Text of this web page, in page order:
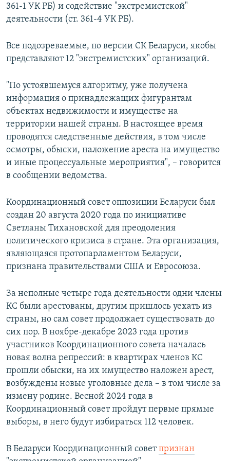
361-1 УК РБ) и содействие "экстремистской"
деятельности (ст. 361-4 УК РБ).
Все подозреваемые, по версии СК Беларуси, якобы
представляют 12 "экстремистских" организаций.
"По устоявшемуся алгоритму, уже получена
информация о принадлежащих фигурантам
объектах недвижимости и имуществе на
территории нашей страны. В настоящее время
проводятся следственные действия, в том числе
осмотры, обыски, наложение ареста на имущество
и иные процессуальные мероприятия", – говорится
в сообщении ведомства.
Координационный совет оппозиции Беларуси был
создан 20 августа 2020 года по инициативе
Светланы Тихановской для преодоления
политического кризиса в стране. Эта организация,
являющаяся протопарламентом Беларуси,
признана правительствами США и Евросоюза.
За неполные четыре года деятельности одни члены
КС были арестованы, другим пришлось уехать из
страны, но сам совет продолжает существовать до
сих пор. В ноябре-декабре 2023 года против
участников Координационного совета началась
новая волна репрессий: в квартирах членов КС
прошли обыски, на их имущество наложен арест,
возбуждены новые уголовные дела – в том числе за
измену родине. Весной 2024 года в
Координационный совет пройдут первые прямые
выборы, в него будут избираться 112 человек.
В Беларуси Координационный советпризнан